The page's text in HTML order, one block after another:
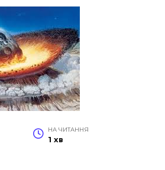
НА ЧИТАННЯ
1 хв